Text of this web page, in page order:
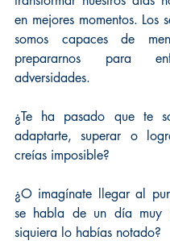
en mejores momentos. Los
somos capaces de
prepararnos para
adversidades.
¿Te ha pasado que te
adaptarte, superar o
creías imposible?
¿O imagínate llegar al
se habla de un día muy
siquiera lo habías notado?